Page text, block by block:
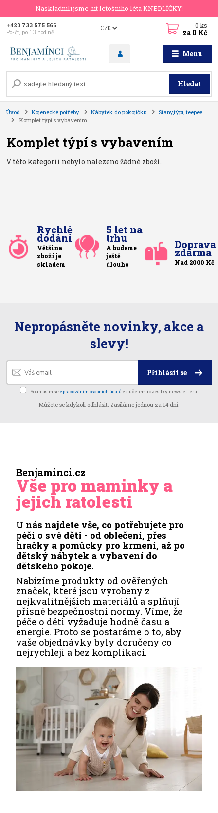
Naskladnili jsme hit letošního léta KNEDLÍČKY!
Menu
CZK
Hledat
+420 733 575 566
Po-čt, po 13 hodině
0ks
za 0 Kč
Úvod Kojenecké potřeby Nábytek do pokojíčku
Stany,týpi, teepee
Komplet týpí s vybavením
Komplet týpí s vybavením
V této kategorii nebylo nalezeno žádné zboží.
Rychlé
dodání
Většina
zboží je
skladem
5 let na
trhu
A budeme
ještě
dlouho
Doprava
zdarma
Nad 2000 Kč
Nepropásněte novinky, akce a
slevy!
Přihlásit se
Souhlasím se zpracováním osobních údajů za účelem rozesílky newsletteru.
Můžete se kdykoli odhlásit. Zasíláme jednou za 14 dní.
Benjaminci.cz
Vše pro maminky a
jejich ratolesti
U nás najdete vše, co potřebujete pro
péči o své děti - od oblečení, přes
hračky a pomůcky pro krmení, až po
dětský nábytek a vybavení do
dětského pokoje.
Nabízíme produkty od ověřených
značek, které jsou vyrobeny z
nejkvalitnějších materiálů a splňují
přísné bezpečnostní normy. Víme, že
péče o děti vyžaduje hodně času a
energie. Proto se postaráme o to, aby
vaše objednávky byly doručeny co
nejrychleji a bez komplikací.